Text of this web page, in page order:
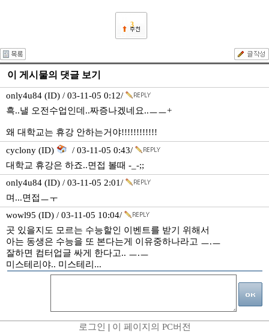
3
이 게시물의 댓글 보기
only4u84 (ID) / 03-11-05 0:12/
흑..낼 오전수업인데..짜증나겠네요..ㅡㅡ+
왜 대학교는 휴강 안하는거야!!!!!!!!!!!!
cyclony (ID)
/ 03-11-05 0:43/
대학교 휴강은 하죠..면접 볼때 -_-;;
only4u84 (ID) / 03-11-05 2:01/
며...면접ㅡㅜ
wowl95 (ID) / 03-11-05 10:04/
곳 있을지도 모르는 수능할인 이벤트를 받기 위해서
아는 동생은 수능을 또 본다는게 이유중하나라고 ㅡ.ㅡ
잘하면 컴터업글 싸게 한다고.. ㅡ.ㅡ
미스테리야.. 미스테리...
로그인 | 이 페이지의 PC버전